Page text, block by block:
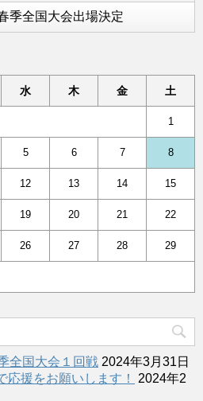
季全国大会出場決定
水 木 金 土
1
5 6 7 8
12 13 14 15
19 20 21 22
26 27 28 29
全国大会１回戦 2024年3月31日
応援をお願いします！
2024年2